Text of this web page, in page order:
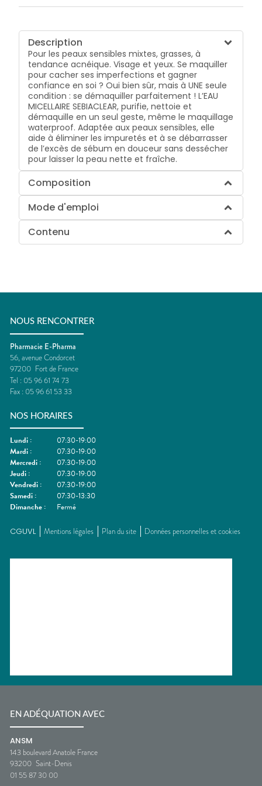
Description
Pour les peaux sensibles mixtes, grasses, à
tendance acnéique. Visage et yeux. Se maquiller
pour cacher ses imperfections et gagner
confiance en soi ? Oui bien sûr, mais à UNE seule
condition : se démaquiller parfaitement ! L’EAU
MICELLAIRE SEBIACLEAR, purifie, nettoie et
démaquille en un seul geste, même le maquillage
waterproof. Adaptée aux peaux sensibles, elle
aide à éliminer les impuretés et à se débarrasser
de l’excès de sébum en douceur sans dessécher
pour laisser la peau nette et fraîche.
Composition
Mode d'emploi
Contenu
NOUS RENCONTRER
Pharmacie E-Pharma
56, avenue Condorcet
97200 Fort de France
Tel : 05 96 61 74 73
Fax : 05 96 61 53 33
NOS HORAIRES
Lundi :
07:30-19:00
Mardi :
07:30-19:00
Mercredi :
07:30-19:00
Jeudi :
07:30-19:00
Vendredi :
07:30-19:00
Samedi :
07:30-13:30
Dimanche : Fermé
CGUVL Mentions légales Plan du site Données personnelles et cookies
EN ADÉQUATION AVEC
ANSM
143 boulevard Anatole France
93200 Saint-Denis
01 55 87 30 00